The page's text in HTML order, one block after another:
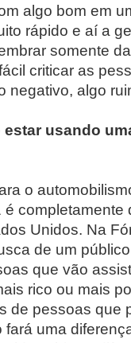
algo bom em
rápido e aí a
somente
criticar as
negativo, algo
usando
o
completamente
Unidos. Na
de um
que vão
rico ou mais
de pessoas que
fará uma